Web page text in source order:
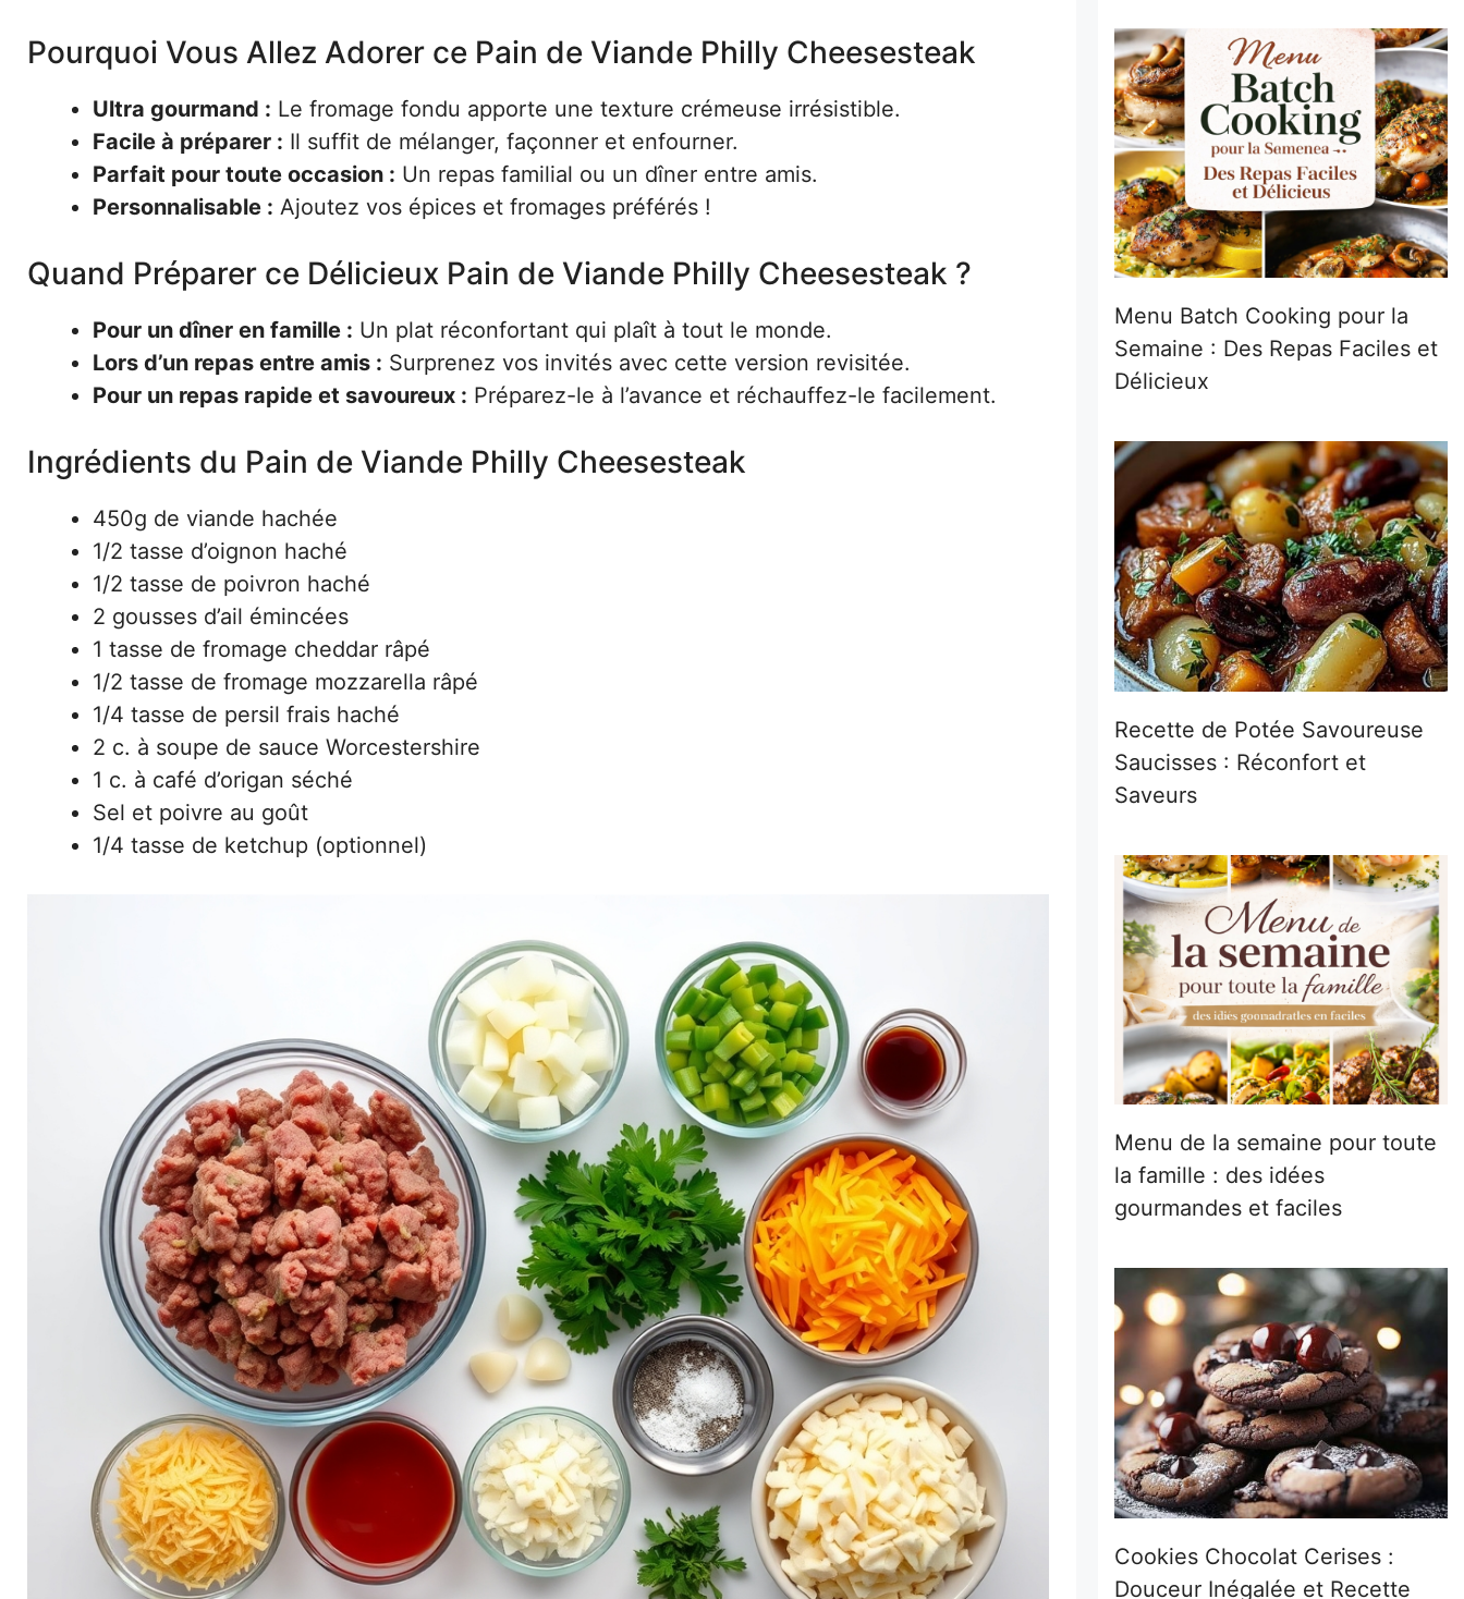
Pourquoi Vous Allez Adorer ce Pain de Viande Philly Cheesesteak
Ultra gourmand : Le fromage fondu apporte une texture crémeuse irrésistible.
Facile à préparer : Il suffit de mélanger, façonner et enfourner.
Parfait pour toute occasion : Un repas familial ou un dîner entre amis.
Personnalisable : Ajoutez vos épices et fromages préférés !
Quand Préparer ce Délicieux Pain de Viande Philly Cheesesteak ?
Pour un dîner en famille : Un plat réconfortant qui plaît à tout le monde.
Lors d’un repas entre amis : Surprenez vos invités avec cette version revisitée.
Pour un repas rapide et savoureux : Préparez-le à l’avance et réchauffez-le facilement.
Ingrédients du Pain de Viande Philly Cheesesteak
450g de viande hachée
1/2 tasse d’oignon haché
1/2 tasse de poivron haché
2 gousses d’ail émincées
1 tasse de fromage cheddar râpé
1/2 tasse de fromage mozzarella râpé
1/4 tasse de persil frais haché
2 c. à soupe de sauce Worcestershire
1 c. à café d’origan séché
Sel et poivre au goût
1/4 tasse de ketchup (optionnel)
Menu Batch Cooking pour la
Semaine : Des Repas Faciles et
Délicieux
Recette de Potée Savoureuse
Saucisses : Réconfort et
Saveurs
Menu de la semaine pour toute
la famille : des idées
gourmandes et faciles
Cookies Chocolat Cerises :
Douceur Inégalée et Recette